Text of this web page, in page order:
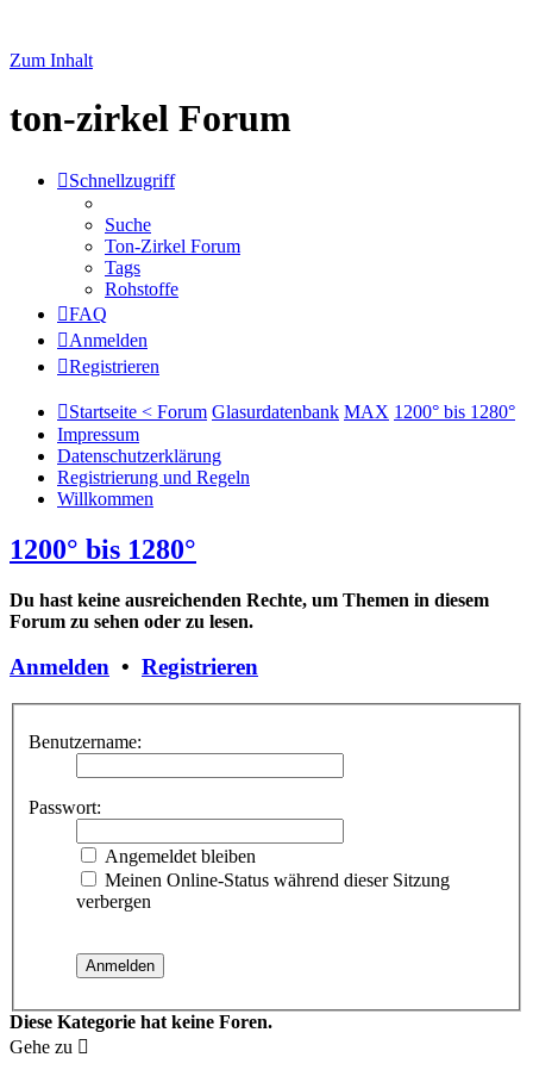
Zum Inhalt
ton-zirkel Forum
Schnellzugriff
Suche
Ton-Zirkel Forum
Tags
Rohstoffe
FAQ
Anmelden
Registrieren
Startseite < Forum Glasurdatenbank MAX 1200° bis 1280°
Impressum
Datenschutzerklärung
Registrierung und Regeln
Willkommen
1200° bis 1280°
Du hast keine ausreichenden Rechte, um Themen in diesem
Forum zu sehen oder zu lesen.
Anmelden • Registrieren
Benutzername:
Passwort:
Angemeldet bleiben
Meinen Online-Status während dieser Sitzung
verbergen
Diese Kategorie hat keine Foren.
Gehe zu